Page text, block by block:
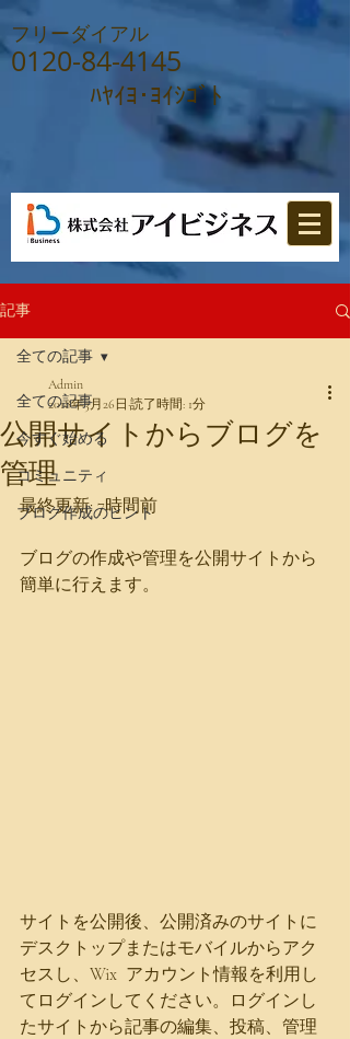
フリーダイアル
0120-84-4145
ﾊﾔｲﾖ･ﾖｲｼｺﾞﾄ
記事
全ての記事
今すぐ始める
コミュニティ
ブログ作成のヒント
全ての記事
公開サイトからブログを
管理
Admin
2018年3月26日 読了時間: 1分
最終更新: 7時間前
ブログの作成や管理を公開サイトから
簡単に行えます。
サイトを公開後、公開済みのサイトに
デスクトップまたはモバイルからアク
セスし、Wix  アカウント情報を利用し
てログインしてください。ログインし
たサイトから記事の編集、投稿、管理